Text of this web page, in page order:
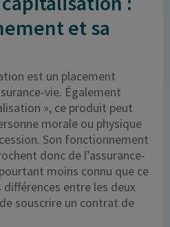
et sa
est un placement
vie. Également
», ce produit peut
morale ou physique
Son fonctionnement
donc de l’assurance-
moins connu que ce
différences entre les deux
souscrire un contrat de